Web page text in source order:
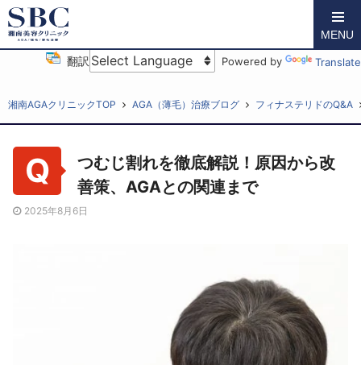
翻訳 Powered by Translate
MENU
湘南AGAクリニックTOP AGA（薄毛）治療ブログ フィナステリドのQ&A
つむじ割れを徹底解説！原因から改
善策、AGAとの関連まで
2025年8月6日